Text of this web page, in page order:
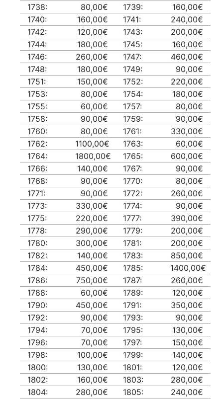
1738:
80,00€ 1739:
160,00€
1740:
160,00€ 1741:
240,00€
1742:
120,00€ 1743:
200,00€
1744:
180,00€ 1745:
160,00€
1746:
260,00€ 1747:
460,00€
1748:
180,00€ 1749:
90,00€
1751:
150,00€ 1752:
220,00€
1753:
80,00€ 1754:
180,00€
1755:
60,00€ 1757:
80,00€
1758:
90,00€ 1759:
90,00€
1760:
80,00€ 1761:
330,00€
1762:
1100,00€ 1763:
60,00€
1764:
1800,00€ 1765:
600,00€
1766:
140,00€ 1767:
90,00€
1768:
90,00€ 1770:
80,00€
1771:
90,00€ 1772:
260,00€
1773:
330,00€ 1774:
90,00€
1775:
220,00€ 1777:
390,00€
1778:
290,00€ 1779:
200,00€
1780:
300,00€ 1781:
200,00€
1782:
140,00€ 1783:
850,00€
1784:
450,00€ 1785:
1400,00€
1786:
750,00€ 1787:
260,00€
1788:
60,00€ 1789:
120,00€
1790:
450,00€ 1791:
350,00€
1792:
90,00€ 1793:
90,00€
1794:
70,00€ 1795:
130,00€
1796:
70,00€ 1797:
150,00€
1798:
100,00€ 1799:
140,00€
1800:
130,00€ 1801:
120,00€
1802:
160,00€ 1803:
280,00€
1804:
280,00€ 1805:
240,00€